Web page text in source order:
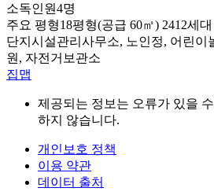
소독인원4명
주요 평형18평형(공급 60㎡) 2412세대
단지시설관리사무소, 노인정, 어린이
원, 자전거보관소
집맵
제공되는 정보는 오류가 있을
하지 않습니다.
개인보호 정책
이용 약관
데이터 출처